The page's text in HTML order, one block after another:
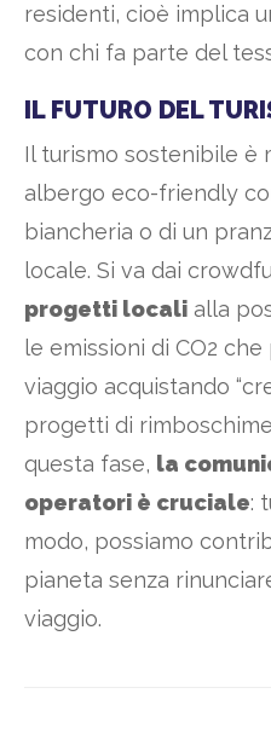
residenti, cioè implica
con chi fa parte del
IL FUTURO DEL
Il turismo sostenibile è
albergo eco-friendly
biancheria o di un
locale. Si va dai
progetti locali alla
le emissioni di CO2
viaggio acquistando
progetti di
questa fase, la
operatori è cruciale:
modo, possiamo
pianeta senza
viaggio.